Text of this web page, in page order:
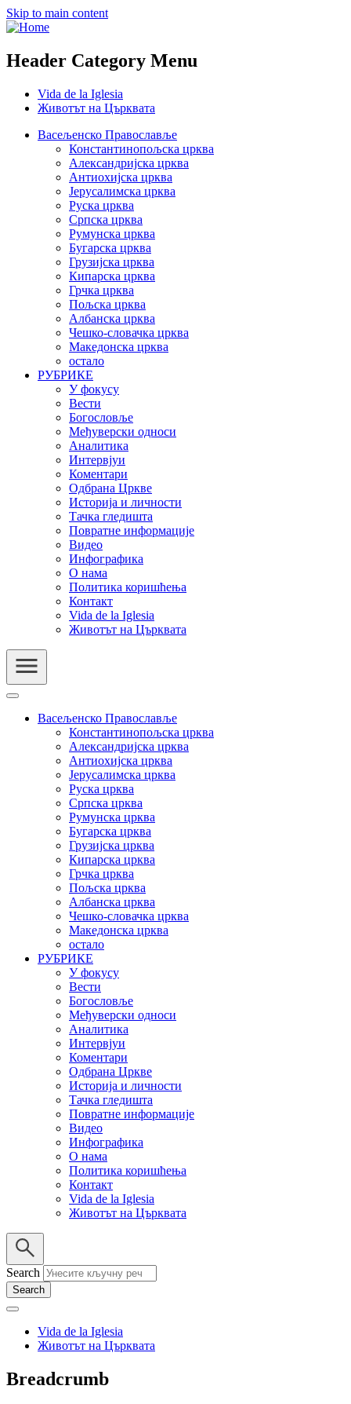
Skip to main content
Header Category Menu
Vida de la Iglesia
Животът на Църквата
Васељенско Православље
Константинопољска црква
Александријска црква
Антиохијска црква
Јерусалимска црква
Руска црква
Српска црква
Румунска црква
Бугарска црква
Грузијска црква
Кипарска црква
Грчка црква
Пољска црква
Албанска црква
Чешко-словачка црква
Македонска црква
остало
РУБРИКЕ
У фокусу
Вести
Богословље
Међуверски односи
Аналитика
Интервјуи
Коментари
Одбрана Цркве
Историја и личности
Тачка гледишта
Повратне информације
Видео
Инфографика
О нама
Политика коришћења
Контакт
Vida de la Iglesia
Животът на Църквата
Васељенско Православље
Константинопољска црква
Александријска црква
Антиохијска црква
Јерусалимска црква
Руска црква
Српска црква
Румунска црква
Бугарска црква
Грузијска црква
Кипарска црква
Грчка црква
Пољска црква
Албанска црква
Чешко-словачка црква
Македонска црква
остало
РУБРИКЕ
У фокусу
Вести
Богословље
Међуверски односи
Аналитика
Интервјуи
Коментари
Одбрана Цркве
Историја и личности
Тачка гледишта
Повратне информације
Видео
Инфографика
О нама
Политика коришћења
Контакт
Vida de la Iglesia
Животът на Църквата
Search
Vida de la Iglesia
Животът на Църквата
Breadcrumb